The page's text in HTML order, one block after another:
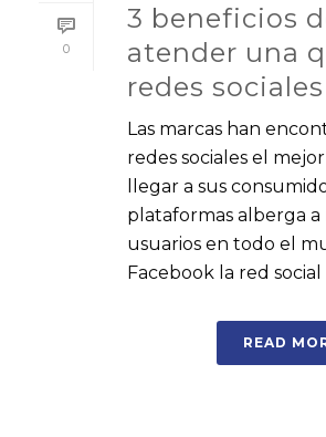
0
3 beneficios
atender una
redes sociales
Las marcas han
redes sociales el
llegar a sus
plataformas alberga a
usuarios en todo el
Facebook la red social
READ